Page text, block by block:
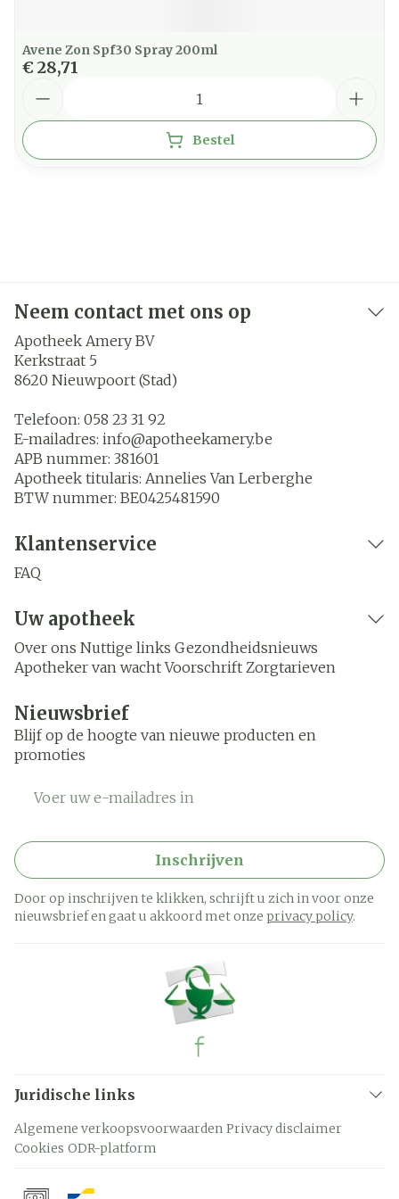
Avene Zon Spf30 Spray 200ml
€ 28,71
Bestel
Neem contact met ons op
Apotheek Amery BV
Kerkstraat 5
8620 Nieuwpoort (Stad)
Telefoon: 058 23 31 92
E-mailadres: info@apotheekamery.be
APB nummer: 381601
Apotheek titularis: Annelies Van Lerberghe
BTW nummer: BE0425481590
Klantenservice
FAQ
Uw apotheek
Over ons Nuttige links Gezondheidsnieuws
Apotheker van wacht Voorschrift Zorgtarieven
Nieuwsbrief
Blijf op de hoogte van nieuwe producten en
promoties
Inschrijven
Door op inschrijven te klikken, schrijft u zich in voor onze
nieuwsbrief en gaat u akkoord met onze privacy policy.
Juridische links
Algemene verkoopsvoorwaarden Privacy disclaimer
Cookies ODR-platform